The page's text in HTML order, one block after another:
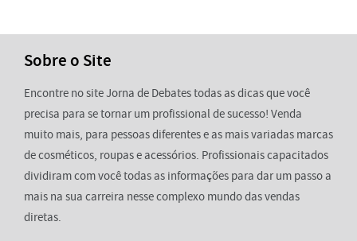
Sobre o Site
Encontre no site Jorna de Debates todas as dicas que você
precisa para se tornar um profissional de sucesso! Venda
muito mais, para pessoas diferentes e as mais variadas marcas
de cosméticos, roupas e acessórios. Profissionais capacitados
dividiram com você todas as informações para dar um passo a
mais na sua carreira nesse complexo mundo das vendas
diretas.